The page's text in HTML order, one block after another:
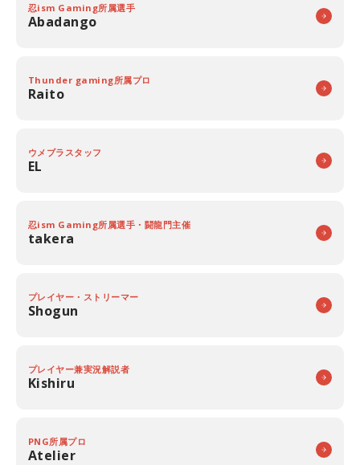
忍ism Gaming所属選手
Abadango
Thunder gaming所属プロ
Raito
ウメブラスタッフ
EL
忍ism Gaming所属選手・闘龍門主催
takera
プレイヤー・ストリーマー
Shogun
プレイヤー兼実況解説者
Kishiru
PNG所属プロ
Atelier